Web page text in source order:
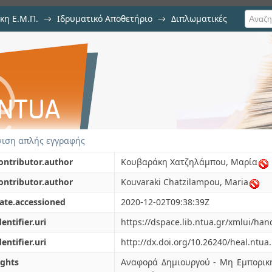
Ε.Μ.Π. → Ιδρυματικό Αποθετήριο → Διπλωματικές
for peptide and
απλής εγγραφής
Κουβαράκη Χατζηλάμπου, Μαρία
Kouvaraki Chatzilampou, Maria
2020-12-02T09:38:39Z
https://dspace.lib.ntua.gr/xmlui/
http://dx.doi.org/10.26240/
Αναφορά Δημιουργού - Μη